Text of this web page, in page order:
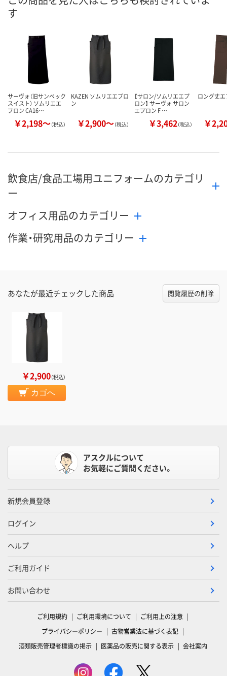
す
サーヴォ（旧サンペック
スイスト） ソムリエエ
プロン CA16…
￥2,198～（税込）
KAZEN ソムリエエプロ
ン
￥2,900～（税込）
【サロン/ソムリエエプ
ロン】 サーヴォ サロン
エプロン F …
￥3,462（税込）
ロング丈
￥
飲食店/食品工場用ユニフォームのカテゴリ
ー
オフィス用品のカテゴリー
作業・研究用品のカテゴリー
あなたが最近チェックした商品 閲覧履歴の削除
￥2,900（税込）
カゴへ
アスクルについて
お気軽にご質問ください。
新規会員登録
ログイン
ヘルプ
ご利用ガイド
お問い合わせ
ご利用規約 ご利用環境について
ご利用上の注意
プライバシーポリシー
古物営業法に基づく表記
酒類販売管理者標識の掲示
医薬品の販売に関する表示 会社案内